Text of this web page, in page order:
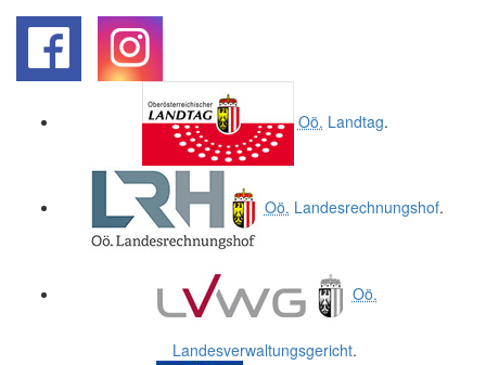
Oö. Landtag.
Oö. Landesrechnungshof.
Oö.
Landesverwaltungsgericht.